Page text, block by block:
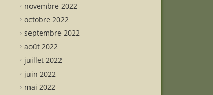
novembre 2022
octobre 2022
septembre 2022
août 2022
juillet 2022
juin 2022
mai 2022